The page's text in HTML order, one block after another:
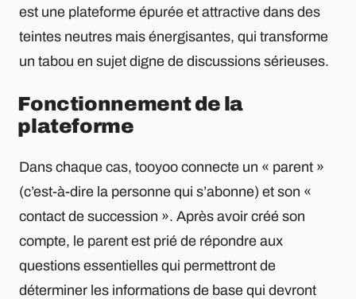
est une plateforme épurée et attractive dans des
teintes neutres mais énergisantes, qui transforme
un tabou en sujet digne de discussions sérieuses.
Fonctionnement de la
plateforme
Dans chaque cas, tooyoo connecte un « parent »
(c’est-à-dire la personne qui s’abonne) et son «
contact de succession ». Après avoir créé son
compte, le parent est prié de répondre aux
questions essentielles qui permettront de
déterminer les informations de base qui devront